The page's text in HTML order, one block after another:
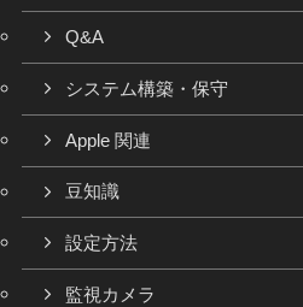
Q&A
システム構築・保守
Apple 関連
豆知識
設定方法
監視カメラ